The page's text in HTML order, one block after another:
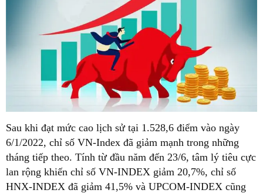
Sau khi đạt mức cao lịch sử tại 1.528,6 điểm vào ngày
6/1/2022, chỉ số VN-Index đã giảm mạnh trong những
tháng tiếp theo. Tính từ đầu năm đến 23/6, tâm lý tiêu cực
lan rộng khiến chỉ số VN-INDEX giảm 20,7%, chỉ số
HNX-INDEX đã giảm 41,5% và UPCOM-INDEX cũng